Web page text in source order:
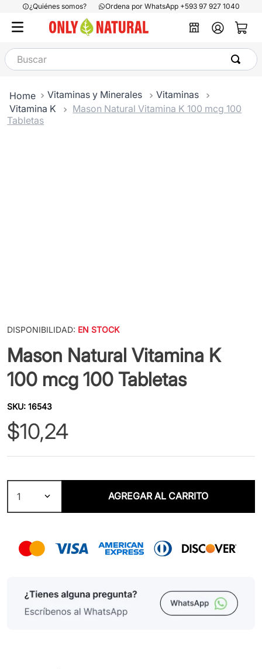
¿Quiénes somos? Ordena por WhatsApp +593 97 927 1040
Buscar
Vitaminas y Minerales
Vitaminas
Vitamina K
Mason Natural Vitamina K 100 mcg 100
Tabletas
DISPONIBILIDAD: EN STOCK
Mason Natural Vitamina K
100 mcg 100 Tabletas
SKU:16543
$10,24
1 AGREGAR AL CARRITO